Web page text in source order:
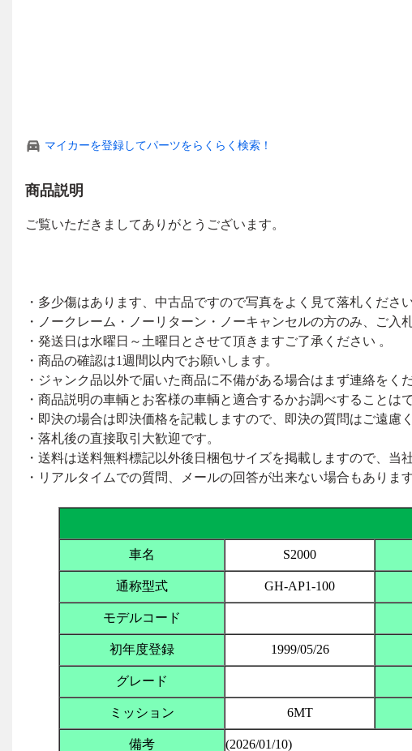
マイカーを登録してパーツをらくらく検索！
商品説明